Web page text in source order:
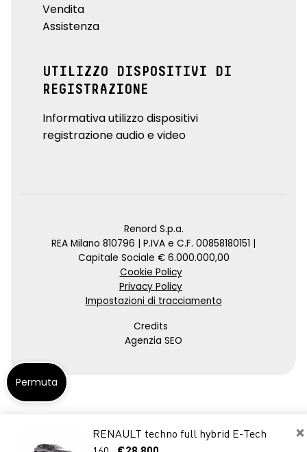
×
RENAULT techno full hybrid E-Tech
Vendita
Assistenza
UTILIZZO DISPOSITIVI DI
REGISTRAZIONE
Informativa utilizzo dispositivi
registrazione audio e video
Renord S.p.a.
REA Milano 810796 | P.IVA e C.F. 00858180151 |
Capitale Sociale € 6.000.000,00
Cookie Policy
Privacy Policy
Impostazioni di tracciamento
Credits
Agenzia SEO
Permuta